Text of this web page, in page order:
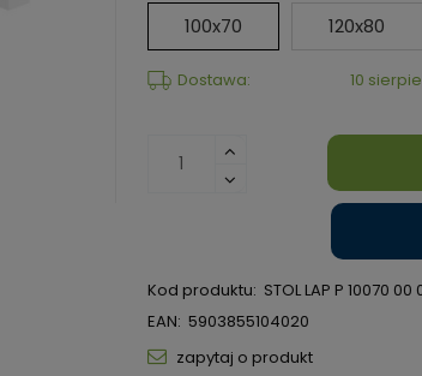
100x70
120x80
Dostawa: 10
Kod produktu: STOL LAP P 10070 00
EAN: 5903855104020
zapytaj o produkt